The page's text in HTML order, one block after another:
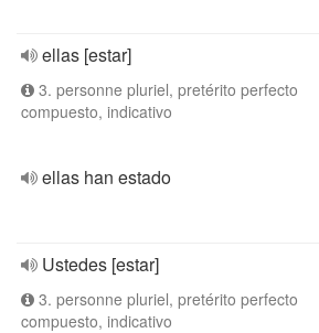
ellas [estar]
3. personne pluriel, pretérito perfecto
compuesto, indicativo
ellas han estado
Ustedes [estar]
3. personne pluriel, pretérito perfecto
compuesto, indicativo